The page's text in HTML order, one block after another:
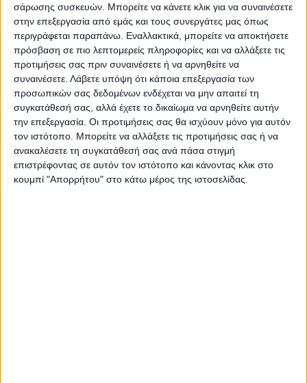
σάρωσης συσκευών. Μπορείτε να κάνετε κλικ για να συναινέσετε
στην επεξεργασία από εμάς και τους συνεργάτες μας όπως
περιγράφεται παραπάνω. Εναλλακτικά, μπορείτε να αποκτήσετε
πρόσβαση σε πιο λεπτομερείς πληροφορίες και να αλλάξετε τις
προτιμήσεις σας πριν συναινέσετε ή να αρνηθείτε να
συναινέσετε. Λάβετε υπόψη ότι κάποια επεξεργασία των
προσωπικών σας δεδομένων ενδέχεται να μην απαιτεί τη
συγκατάθεσή σας, αλλά έχετε το δικαίωμα να αρνηθείτε αυτήν
την επεξεργασία. Οι προτιμήσεις σας θα ισχύουν μόνο για αυτόν
τον ιστότοπο. Μπορείτε να αλλάξετε τις προτιμήσεις σας ή να
ανακαλέσετε τη συγκατάθεσή σας ανά πάσα στιγμή
επιστρέφοντας σε αυτόν τον ιστότοπο και κάνοντας κλικ στο
κουμπί "Απορρήτου" στο κάτω μέρος της ιστοσελίδας.
Ακολούθησε την εφημερίδα ΝΕΟΣ
ΑΓΩΝ στο Google News!
Όλες οι εξελίξεις στην περιοχή της
Καρδίτσας και ευρύτερα της Θεσσαλίας
ΠΡΟΗΓΟΥΜΕΝΟ ΑΡΘΡΟ
Ξεκίνησε η διάθεση των
διαρκείας στους παλιούς
κατόχους του ΑΣΚ
ΕΠΟΜΕΝΟ ΑΡΘΡΟ
«Πρωταθλητής» και τη
φετινή χρονιά ο Ν. Καρδίτσας
στη βαμβακοκαλλιέργεια